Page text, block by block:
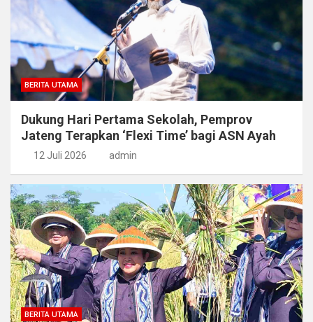
BERITA UTAMA
Dukung Hari Pertama Sekolah, Pemprov
Jateng Terapkan ‘Flexi Time’ bagi ASN Ayah
12 Juli 2026 admin
BERITA UTAMA